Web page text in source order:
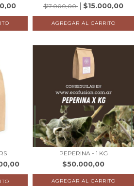
$17.000,00
$15.000,00
PEPERINA - 1 KG
$50.000,00